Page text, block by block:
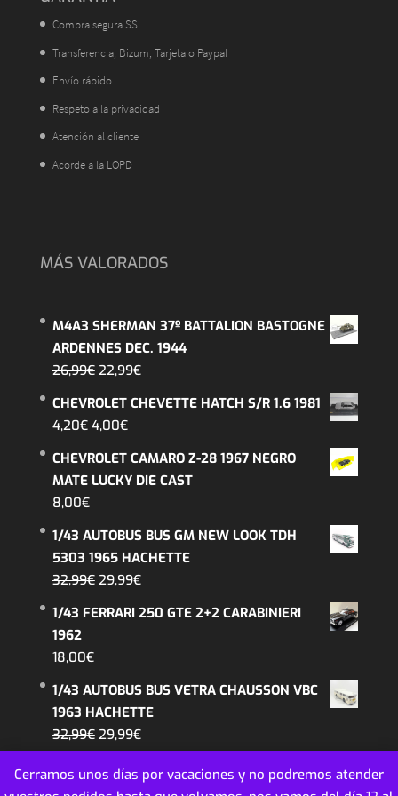
Cerramos unos días por vacaciones y no podremos atender
Compra segura SSL
Transferencia, Bizum, Tarjeta o Paypal
Envío rápido
Respeto a la privacidad
Atención al cliente
Acorde a la LOPD
MÁS VALORADOS
M4A3 SHERMAN 37º BATTALION BASTOGNE
ARDENNES DEC. 1944
26,99€ El
original
era:
26,99€.
22,99€El
actual
22,99€.
CHEVROLET CHEVETTE HATCH S/R 1.6 1981
4,20€ El
original
era:
4,00€El
actual
es:
CHEVROLET CAMARO Z-28 1967 NEGRO
MATE LUCKY DIE CAST
8,00€
1/43 AUTOBUS BUS GM NEW LOOK TDH
5303 1965 HACHETTE
32,99€ El
original
29,99€El
actual
1/43 FERRARI 250 GTE 2+2 CARABINIERI
1962
18,00€
1/43 AUTOBUS BUS VETRA CHAUSSON VBC
1963 HACHETTE
32,99€ El
precio
original
29,99€El
precio
actual